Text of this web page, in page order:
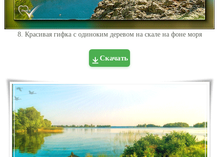
8. Красивая гифка с одиноким деревом на скале на фоне моря
Скачать